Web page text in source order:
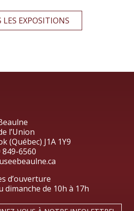
EXPOSITIONS
l’Union
(Québec) J1A 1Y9
849-6560
d’ouverture
dimanche de 10h à 17h